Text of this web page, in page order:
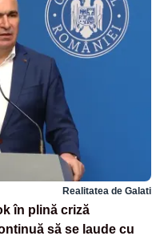
Realitatea de Galati
în plină criză
să se laude cu